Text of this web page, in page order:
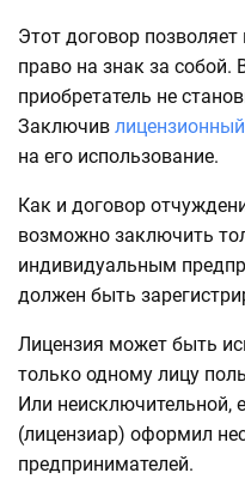
Этот договор
право на знак за собой.
приобретатель не
Заключив
на его использование.
Как и договор
возможно заключить
индивидуальным
должен быть
Лицензия может быть
только одному лицу
Или неисключительной,
(лицензиар) оформил
предпринимателей.